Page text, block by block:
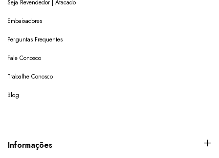
Seja Revendedor | Atacado
Embaixadores
Perguntas Frequentes
Fale Conosco
Trabalhe Conosco
Blog
Informações